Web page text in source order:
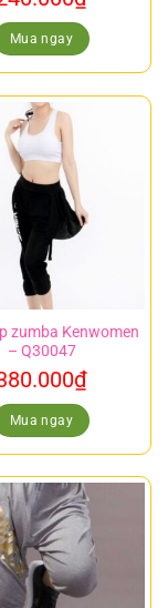
Mua ngay
zumba Kenwomen
– Q30047
₫
Mua ngay